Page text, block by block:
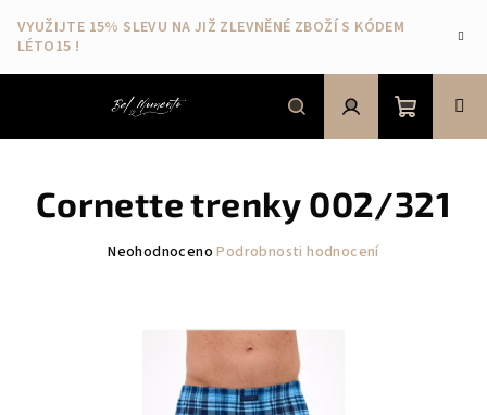
obsah
VYUŽIJTE 15% SLEVU NA JIŽ ZLEVNĚNÉ ZBOŽÍ S KÓDEM
LÉTO15 !
HledatPřihlášeníNákupní
košík
Cornette trenky 002/321
Průměrné
hvězdiček.
Neohodnoceno Podrobnosti hodnocení